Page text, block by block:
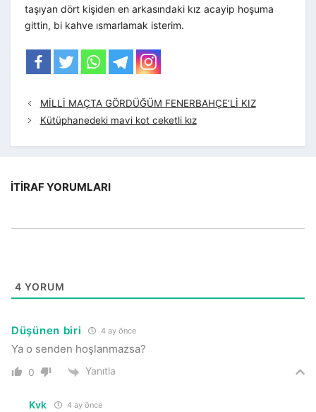
taşıyan dört kişiden en arkasındaki kız acayip hoşuma
gittin, bi kahve ısmarlamak isterim.
MİLLİ MAÇTA GÖRDÜĞÜM FENERBAHÇE’Lİ KIZ
Kütüphanedeki mavi kot ceketli kız
İTIRAF YORUMLARI
4 YORUM
Düşünen biri 4 ay önce
Ya o senden hoşlanmazsa?
0 Yanıtla
Kvk 4 ay önce